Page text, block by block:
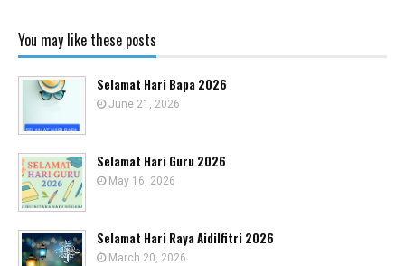
You may like these posts
Selamat Hari Bapa 2026
June 21, 2026
Selamat Hari Guru 2026
May 16, 2026
Selamat Hari Raya Aidilfitri 2026
March 20, 2026